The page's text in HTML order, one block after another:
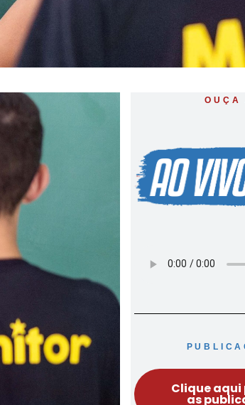
OUÇA
Clique
as